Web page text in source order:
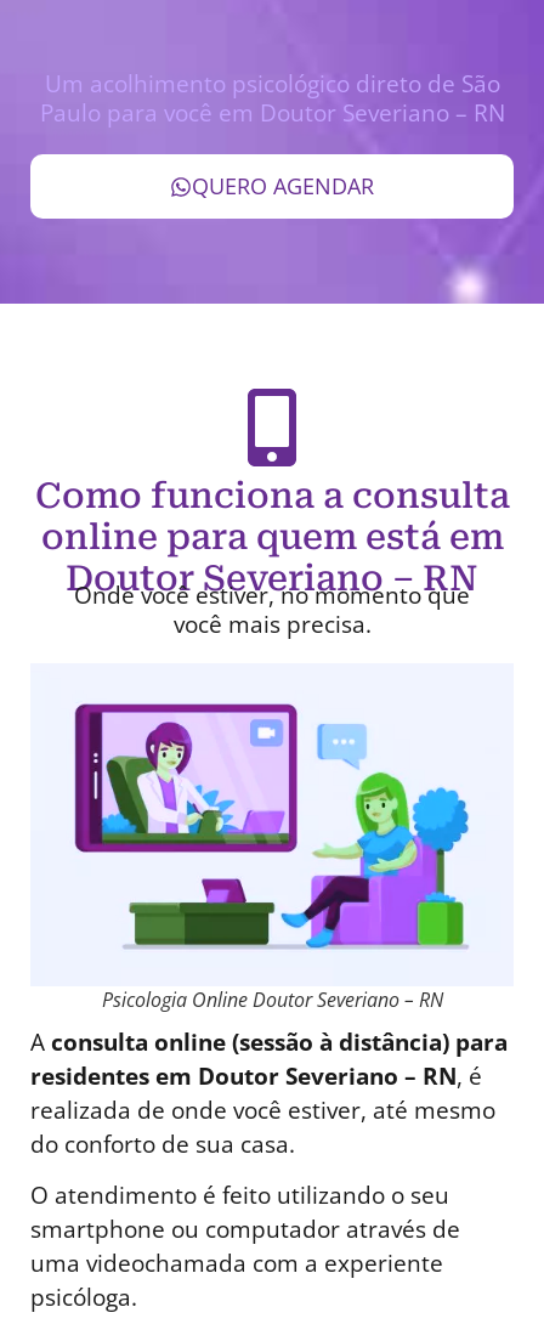
Um acolhimento psicológico direto de São
Paulo para você em Doutor Severiano – RN
QUERO AGENDAR
Como funciona a consulta
online para quem está em
Doutor Severiano – RN
Onde você estiver, no momento que
você mais precisa.
Psicologia Online Doutor Severiano – RN
Aconsulta online (sessão à distância) para
residentes em Doutor Severiano – RN, é
realizada de onde você estiver, até mesmo
do conforto de sua casa.
O atendimento é feito utilizando o seu
smartphone ou computador através de
uma videochamada com a experiente
psicóloga.